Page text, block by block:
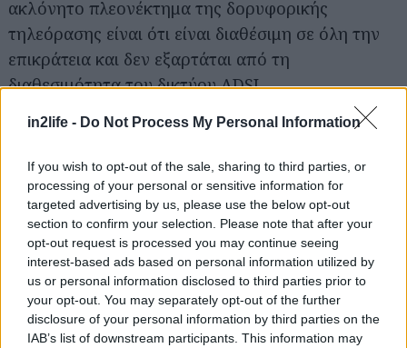
in2life - Do Not Process My Personal Information
If you wish to opt-out of the sale, sharing to third parties, or
processing of your personal or sensitive information for
targeted advertising by us, please use the below opt-out
section to confirm your selection. Please note that after your
opt-out request is processed you may continue seeing
interest-based ads based on personal information utilized by
us or personal information disclosed to third parties prior to
your opt-out. You may separately opt-out of the further
disclosure of your personal information by third parties on the
IAB’s list of downstream participants. This information may
ακλόνητο πλεονέκτημα της δορυφορικής
τηλεόρασης είναι ότι είναι διαθέσιμη σε όλη την
επικράτεια και δεν εξαρτάται από τη
διαθεσιμότητα του δικτύου ADSL.
Γεγονός είναι ότι η Nova είναι ο απόλυτος
κυρίαρχος στη συνδρομητική τηλεόραση, με
σημαντικές επενδύσεις, τόσο σε υποδομές, όσο
κυρίως σε περιεχόμενο. Το περιεχόμενο της Nova
παραμένει σχεδόν εκτός συναγωνισμού, αφού,
πέρα από την αποκλειστική μετάδοση αγώνων
του ελληνικού πρωταθλήματος (Super League), η
Nova εξασφαλίζει εδώ και χρόνια τελευταία
blockbusters ταινιών, πρόσφατους κύκλους